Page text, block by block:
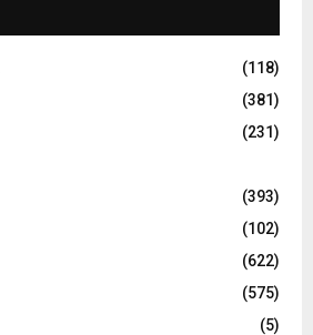
(118)
(381)
(231)
(393)
(102)
(622)
(575)
(5)